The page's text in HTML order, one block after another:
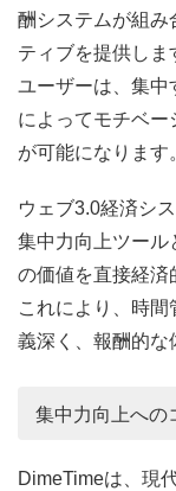
酬システムが組み
ティブを提供しま
ユーザーは、集中
によってモチベー
が可能になります
ウェブ3.0経済シ
集中力向上ツール
の価値を直接経済
これにより、時
義深く、報酬的な
集中力向上への
DimeTimeは、現